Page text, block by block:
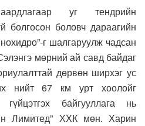
уг тендрийн
болгосон боловч дараагийн
г шалгаруулж чадсан
мөрний ай савд байдаг
дөрвөн ширхэг ус
нийт 67 км урт хоолойг
байгууллага нь
Лимитед” ХХК мөн. Харин